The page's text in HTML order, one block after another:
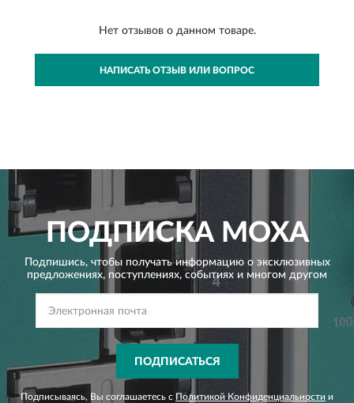
Нет отзывов о данном товаре.
НАПИСАТЬ ОТЗЫВ ИЛИ ВОПРОС
ПОДПИСКАMOXA
Подпишись, чтобы получать информацию о эксклюзивных
предложениях, поступлениях, событиях и многом другом
ПОДПИСАТЬСЯ
Подписываясь, Вы соглашаетесь с Политикой Конфиденциальности и